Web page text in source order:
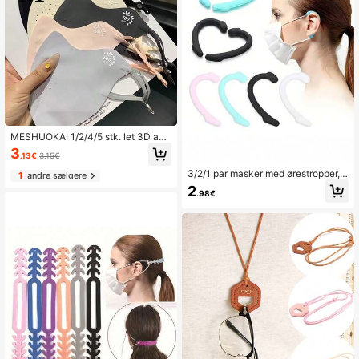
MESHUOKAI 1/2/4/5 stk. let 3D ans
igtsmaske med UV-beskyttelse, ån
dbar og vindtæt solbeskyttelsesma
ske til kvinder, sommer, cykling, ude
ndørs og daglig brug
3.13€ 3.15€
1andre sælgere
3/2/1 par masker med ørestropper, s
ilikonemaskekroge, voksne uden ør
estropper, forlængede maskekroge
2.98€